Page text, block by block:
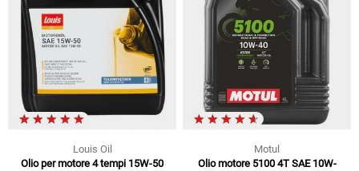
Louis Oil
Olio per motore 4 tempi 15W-50
Motul
Olio motore 5100 4T SAE 10W-